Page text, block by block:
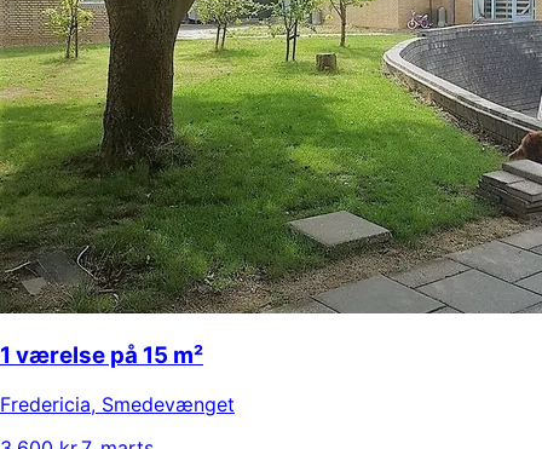
1 værelse på 15 m²
Fredericia, Smedevænget